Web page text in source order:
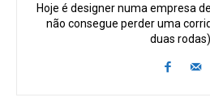
Hoje é designer numa empresa
não consegue perder uma
duas rodas).